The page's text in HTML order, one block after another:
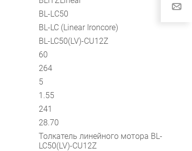
BL-LС50
BL-LC (Linear Ironcore)
BL-LC50(LV)-CU12Z
60
264
5
1.55
241
28.70
Толкатель линейного мотора BL-
LC50(LV)-CU12Z